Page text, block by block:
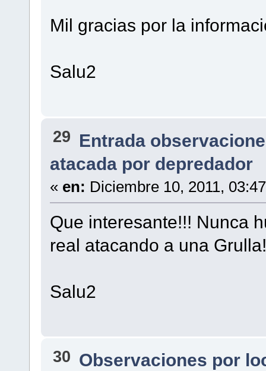
Mil gracias por la
Salu2
29 Entrada
atacada por depredador
« en: Diciembre 10, 2011,
Que interesante!!! Nunca
real atacando a una Grulla!
Salu2
30 Observaciones por